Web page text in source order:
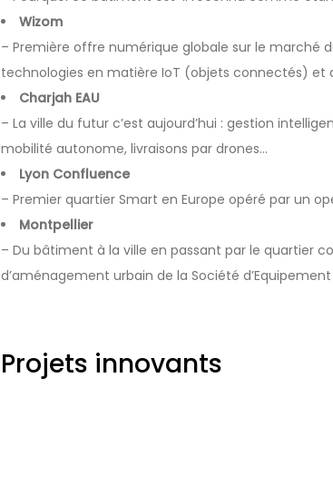
Wizom
– Première offre numérique globale sur le marché
technologies en matière IoT (objets connectés) et
Charjah EAU
– La ville du futur c’est aujourd’hui : gestion
mobilité autonome, livraisons par drones…
Lyon Confluence
– Premier quartier Smart en Europe opéré par un
Montpellier
– Du bâtiment à la ville en passant par le quartier
d’aménagement urbain de la Société
Projets innovants